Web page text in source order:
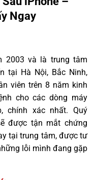
Ngay
2003 và là trung tâm
tại Hà Nội, Bắc Ninh,
viên trên 8 năm kinh
cho các dòng máy
chính xác nhất. Quý
được tận mắt chứng
tại trung tâm, được tư
lỗi mình đang gặp